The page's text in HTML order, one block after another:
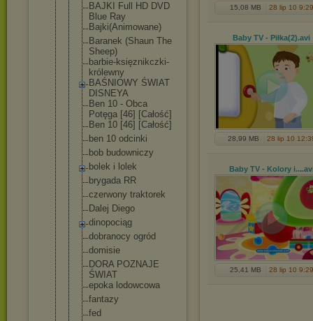
BAJKI Full HD DVD
Blue Ray
Bajki(Animowane)
Baranek (Shaun The
Sheep)
barbie-księznikczki-
królewny
BAŚNIOWY ŚWIAT
DISNEYA
Ben 10 - Obca
Potęga [46] [Całość]
Ben 10 [46] [Całość]
ben 10 odcinki
bob budowniczy
bolek i lolek
brygada RR
czerwony traktorek
Dalej Diego
dinopociąg
dobranocy ogród
domisie
DORA POZNAJE
ŚWIAT
epoka lodowcowa
fantazy
fed
15,08 MB 28 lip 10 9:29
Baby TV - Piłka(2).avi
28,99 MB 28 lip 10
Baby TV - Kolory i...
25,41 MB 28 lip 10 9:29